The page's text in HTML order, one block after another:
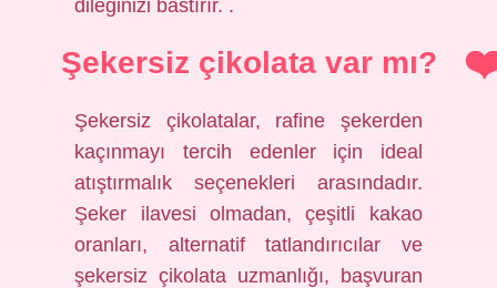
dileğinizi bastırır. .
Şekersiz çikolata var mı?
Şekersiz çikolatalar, rafine şekerden
kaçınmayı tercih edenler için ideal
atıştırmalık seçenekleri arasındadır.
Şeker ilavesi olmadan, çeşitli kakao
oranları, alternatif tatlandırıcılar ve
şekersiz çikolata uzmanlığı, başvuran